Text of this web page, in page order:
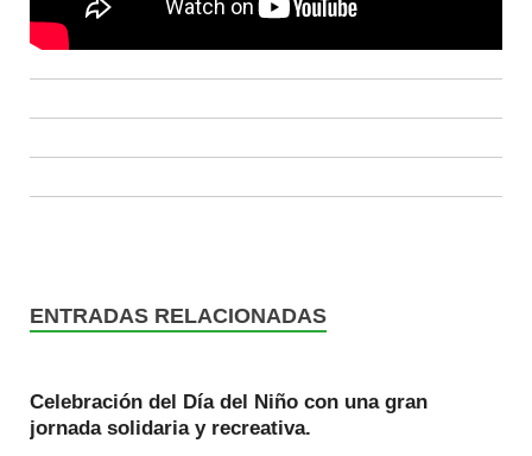
ENTRADAS RELACIONADAS
Celebración del Día del Niño con una gran
jornada solidaria y recreativa.